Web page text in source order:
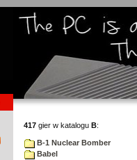
417 gier w katalogu B:
B-1 Nuclear Bomber
Babel